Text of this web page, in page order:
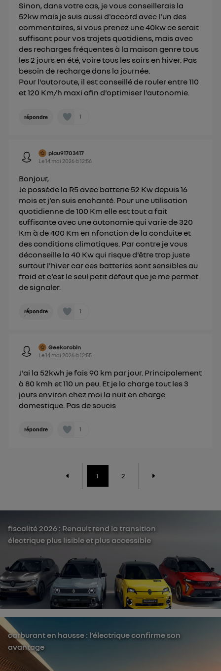
Sinon, dans votre cas, je vous conseillerais la
52kw mais je suis aussi d'accord avec l'un des
commentaires, si vous prenez une 40kw ce serait
suffisant pour vos trajets quotidiens, mais avec
des recharges fréquentes à la maison genre tous
les 2 jours en été, voire tous les soirs en hiver. Pas
besoin de recharge dans la journée.
Pour l'autoroute, il est conseillé de rouler entre 110
et 120 Km/h maxi afin d'optimiser l'autonomie.
répondre 1
plau91703417
Le14 mai 2026à12:56
Bonjour,
Je possède la R5 avec batterie 52 Kw depuis 16
mois et j'en suis enchanté. Pour une utilisation
quotidienne de 100 Km elle est tout a fait
suffisante avec une autonomie qui varie de 320
Km à de 400 Km en nfonction de la conduite et
des conditions climatiques. Par contre je vous
déconseille la 40 Kw qui risque d'être trop juste
surtout l'hiver car ces batteries sont sensibles au
froid et c'est le seul petit défaut que je me permet
de signaler.
répondre 1
Geekorobin
Le14 mai 2026à12:55
J'ai la 52kwh je fais 90 km par jour. Principalement
à 80 kmh et 110 un peu. Et je la charge tout les 3
jours environ chez moi la nuit en charge
domestique. Pas de soucis
répondre 1
1 2
fiscalité 2026 : Renault rend la transition
électrique plus lisible et plus accessible
carburant en hausse : l’électrique confirme son
avantage